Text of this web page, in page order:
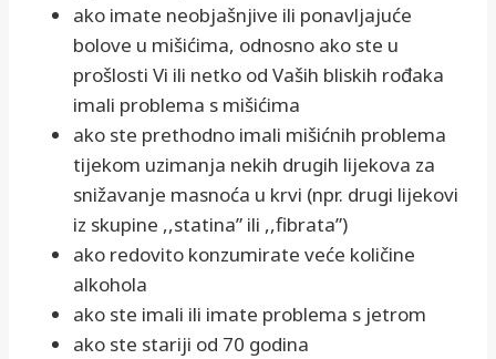
ako imate neobjašnjive ili ponavljajuće
bolove u mišićima, odnosno ako ste u
prošlosti Vi ili netko od Vaših bliskih rođaka
imali problema s mišićima
ako ste prethodno imali mišićnih problema
tijekom uzimanja nekih drugih lijekova za
snižavanje masnoća u krvi (npr. drugi lijekovi
iz skupine ,,statina” ili ,,fibrata”)
ako redovito konzumirate veće količine
alkohola
ako ste imali ili imate problema s jetrom
ako ste stariji od 70 godina